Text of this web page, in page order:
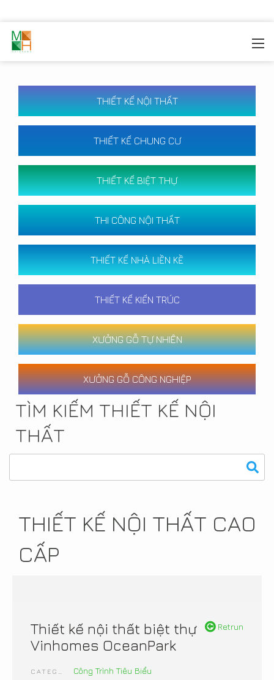
THIẾT KẾ NỘI THẤT
THIẾT KẾ CHUNG CƯ
THIẾT KẾ BIỆT THỰ
THI CÔNG NỘI THẤT
THIẾT KẾ NHÀ LIỀN KỀ
THIẾT KẾ KIẾN TRÚC
XƯỞNG GỖ TỰ NHIÊN
XƯỞNG GỖ CÔNG NGHIỆP
TÌM KIẾM THIẾT KẾ NỘI
THẤT
THIẾT KẾ NỘI THẤT CAO
CẤP
Retrun
Thiết kế nội thất biệt thự
Vinhomes OceanPark
Công Trình Tiêu Biểu